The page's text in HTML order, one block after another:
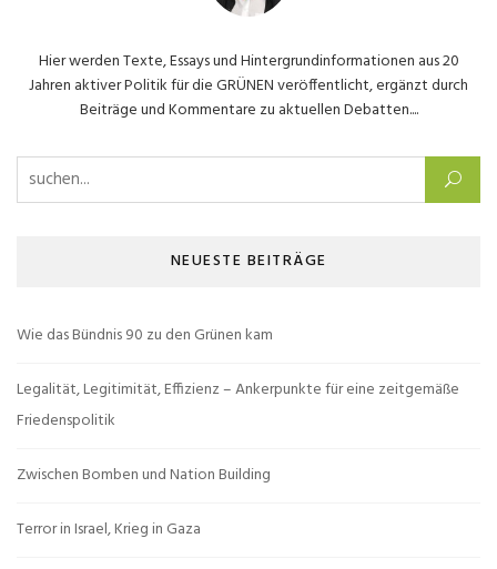
Hier werden Texte, Essays und Hintergrundinformationen aus 20
Jahren aktiver Politik für die GRÜNEN veröffentlicht, ergänzt durch
Beiträge und Kommentare zu aktuellen Debatten....
Suchen nach:
NEUESTE BEITRÄGE
Wie das Bündnis 90 zu den Grünen kam
Legalität, Legitimität, Effizienz – Ankerpunkte für eine zeitgemäße
Friedenspolitik
Zwischen Bomben und Nation Building
Terror in Israel, Krieg in Gaza